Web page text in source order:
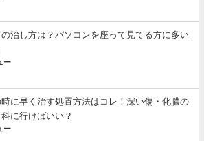
治し方は？パソコンを座って見てる方に多い
ー
に早く治す処置方法はコレ！深い傷・化膿の
に行けばいい？
ー